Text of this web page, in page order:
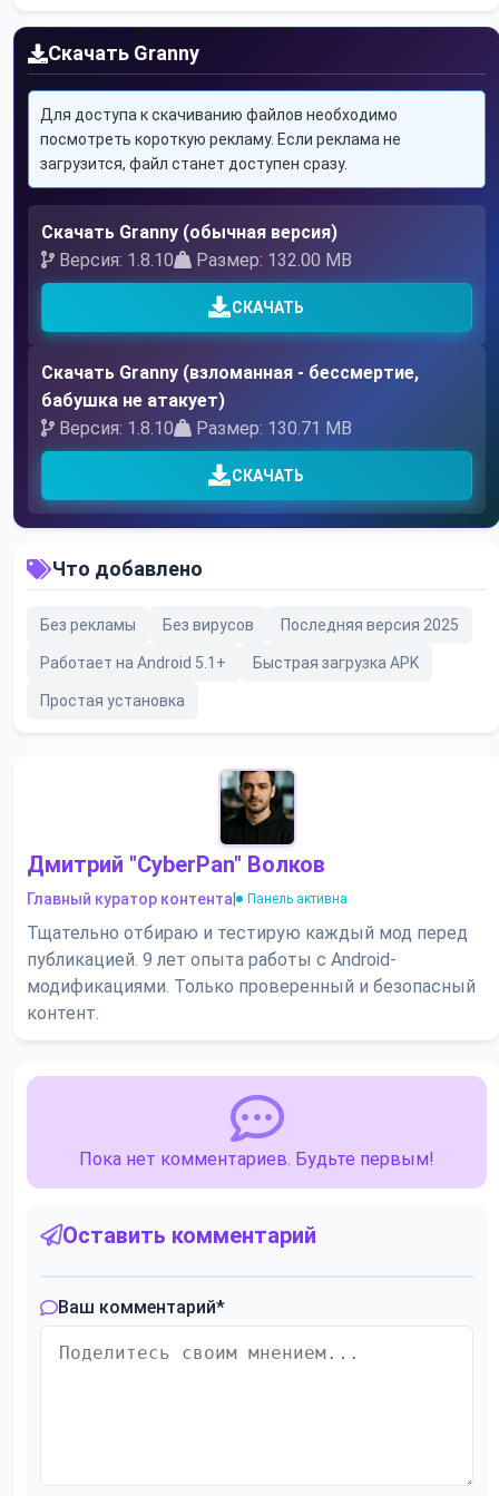
Скачать Granny
Для доступа к скачиванию файлов необходимо
посмотреть короткую рекламу. Если реклама не
загрузится, файл станет доступен сразу.
Скачать Granny (обычная версия)
Версия: 1.8.10
Размер: 132.00 MB
СКАЧАТЬ
Скачать Granny (взломанная - бессмертие,
бабушка не атакует)
Версия: 1.8.10
Размер: 130.71 MB
СКАЧАТЬ
Что добавлено
Без рекламы Без вирусов Последняя версия 2025
Работает на Android 5.1+ Быстрая загрузка APK
Простая установка
Дмитрий "CyberPan" Волков
Главный куратор контента Панель активна
Тщательно отбираю и тестирую каждый мод перед
публикацией. 9 лет опыта работы с Android-
модификациями. Только проверенный и безопасный
контент.
Пока нет комментариев. Будьте первым!
Оставить комментарий
Ваш комментарий*